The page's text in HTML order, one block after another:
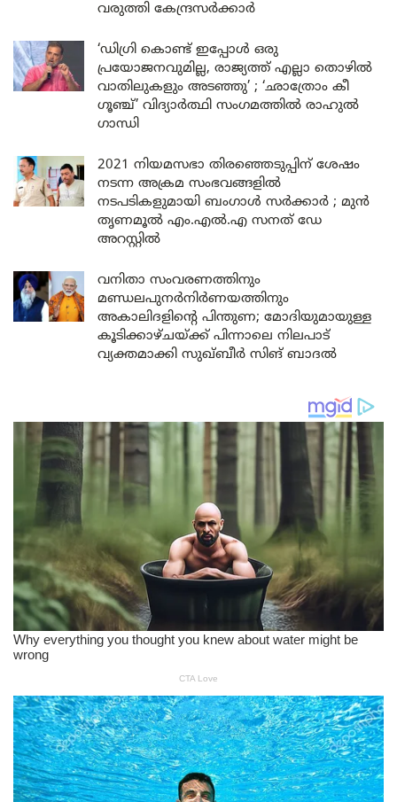
വരുത്തി കേന്ദ്രസർക്കാർ
‘ഡിഗ്രി കൊണ്ട് ഇപ്പോൾ ഒരു
പ്രയോജനവുമില്ല, രാജ്യത്ത് എല്ലാ തൊഴിൽ
വാതിലുകളും അടഞ്ഞു’ ; ‘ഛാത്രോം കീ
ഗൂഞ്ച്’ വിദ്യാർത്ഥി സംഗമത്തിൽ രാഹുൽ
ഗാന്ധി
2021 നിയമസഭാ തിരഞ്ഞെടുപ്പിന് ശേഷം
നടന്ന അക്രമ സംഭവങ്ങളിൽ
നടപടികളുമായി ബംഗാൾ സർക്കാർ ; മുൻ
തൃണമൂൽ എം.എൽ.എ സനത് ഡേ
അറസ്റ്റിൽ
വനിതാ സംവരണത്തിനും
മണ്ഡലപുനർനിർണയത്തിനും
അകാലിദളിന്റെ പിന്തുണ; മോദിയുമായുള്ള
കൂടിക്കാഴ്ചയ്ക്ക് പിന്നാലെ നിലപാട്
വ്യക്തമാക്കി സുഖ്ബീർ സിങ് ബാദൽ